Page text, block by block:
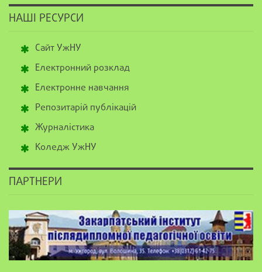
НАШІ РЕСУРСИ
Сайт УжНУ
Електронний розклад
Електронне навчання
Репозитарій публікацій
Журналістика
Коледж УжНУ
ПАРТНЕРИ